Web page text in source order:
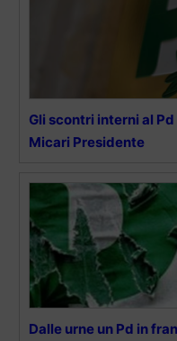
Gli scontri interni al
Micari Presidente
Dalle urne un Pd in